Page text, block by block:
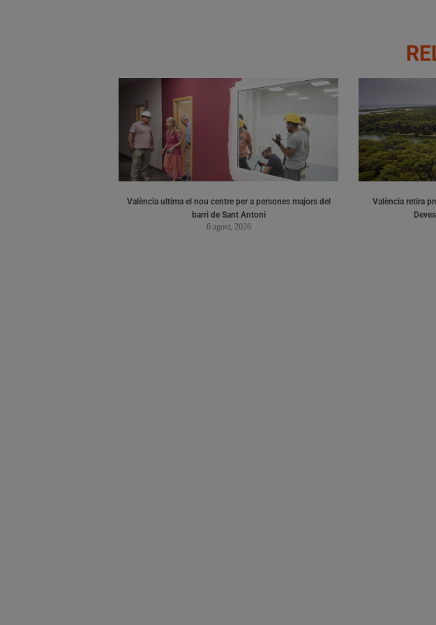
València ultima el nou centre per a persones majors del
barri de Sant Antoni
6 agost, 2026
València retira